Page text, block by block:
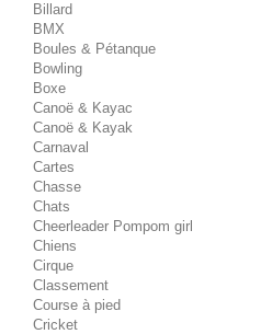
Billard
BMX
Boules & Pétanque
Bowling
Boxe
Canoë & Kayac
Canoë & Kayak
Carnaval
Cartes
Chasse
Chats
Cheerleader Pompom girl
Chiens
Cirque
Classement
Course à pied
Cricket